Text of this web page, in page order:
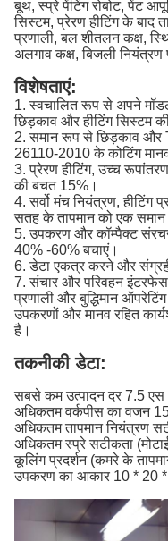
बूथ, स्प्रे पेंटिंग रोबोट, पेंट
सिस्टम, प्रेरण हीटिंग के बाद
प्रणाली, बल शीतलन कक्ष,
अलगाव कक्ष, बिजली नियंत्रण
विशेषताएं:
1. स्वचालित रूप से अपने
छिड़काव और हीटिंग सिस्टम
2. समान रूप से छिड़काव
26110-2010 के कोटिंग
3. प्रेरण हीटिंग, उच्च
की बचत 15%।
4. सर्वो मंच नियंत्रण, हीटिंग
सतह के तापमान को एक समान
5. उपकरण और कॉम्पैक्ट
40% -60% बचाएं।
6. डेटा एकत्र करने और
7. संचार और परिवहन
प्रणाली और बुद्धिमान
उपकरणों और मानव रहित
है।
तकनीकी डेटा:
सबसे कम उत्पादन दर 7.5 एस
अधिकतम वर्कपीस का वजन
अधिकतम तापमान नियंत्रण
अधिकतम स्प्रे सटीकता
कूलिंग प्रदर्शन (कमरे के
उपकरण का आकार 10 * 20